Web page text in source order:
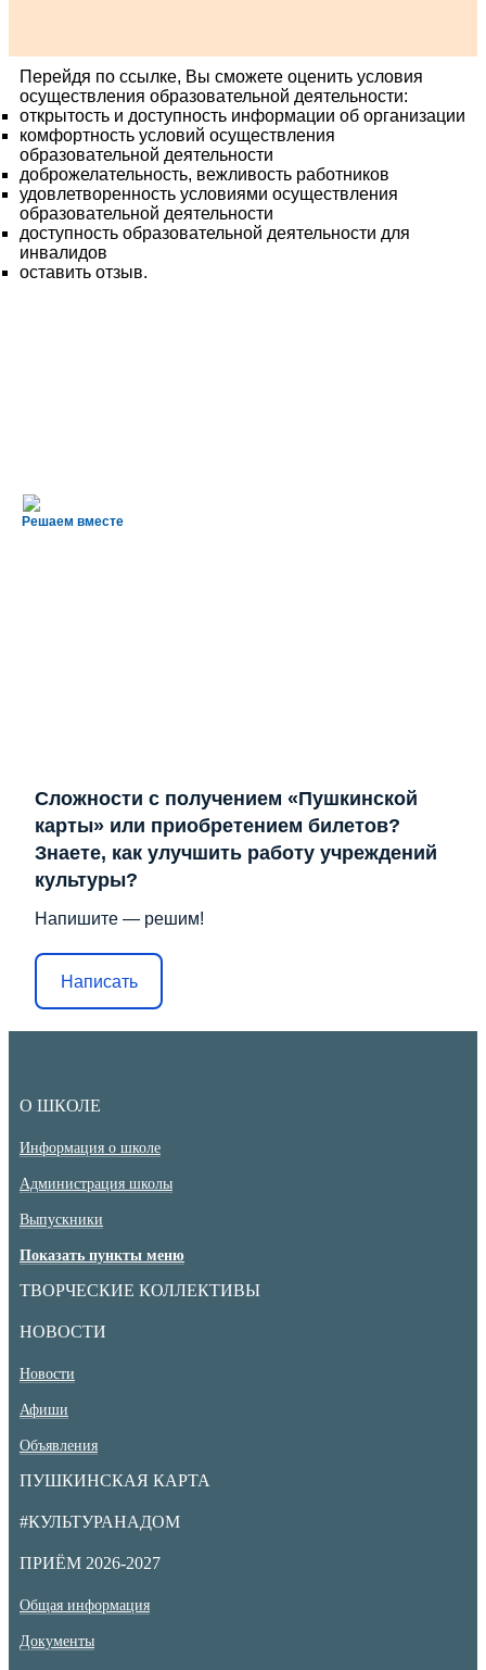
Перейдя по ссылке, Вы сможете оценить условия
осуществления образовательной деятельности:
открытость и доступность информации об организации
комфортность условий осуществления
образовательной деятельности
доброжелательность, вежливость работников
удовлетворенность условиями осуществления
образовательной деятельности
доступность образовательной деятельности для
инвалидов
оставить отзыв.
Решаем вместе
Сложности с получением «Пушкинской
карты» или приобретением билетов?
Знаете, как улучшить работу учреждений
культуры?
Напишите — решим!
Написать
О ШКОЛЕ
Информация о школе
Администрация школы
Выпускники
Показать пункты меню
ТВОРЧЕСКИЕ КОЛЛЕКТИВЫ
НОВОСТИ
Новости
Афиши
Объявления
ПУШКИНСКАЯ КАРТА
#КУЛЬТУРАНАДОМ
ПРИЁМ 2026-2027
Общая информация
Документы